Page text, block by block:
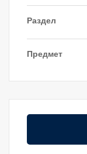
Раздел
Предмет